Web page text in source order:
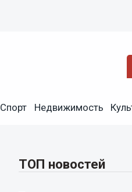
Спорт Недвижимость
ТОП новостей